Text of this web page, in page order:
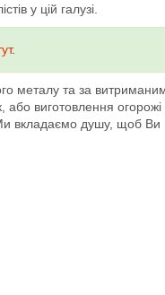
у цій галузі.
.
металу та за
або виготовлення
Ми вкладаємо душу, щоб Ви